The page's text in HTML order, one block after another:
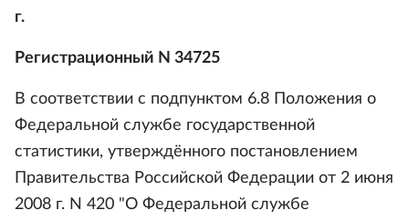
г.
Регистрационный N 34725
В соответствии с подпунктом 6.8 Положения о
Федеральной службе государственной
статистики, утверждённого постановлением
Правительства Российской Федерации от 2 июня
2008 г. N 420 "О Федеральной службе